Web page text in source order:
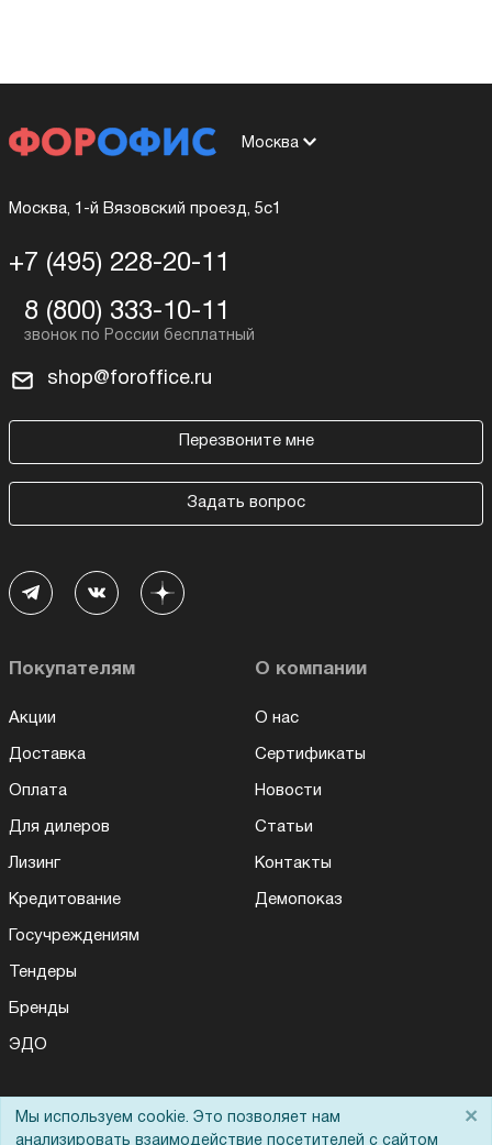
Москва
Москва, 1-й Вязовский проезд, 5с1
+7 (495) 228-20-11
8 (800) 333-10-11
shop@foroffice.ru
Перезвоните мне
Задать вопрос
Покупателям
Акции
Доставка
Оплата
Для дилеров
Лизинг
Кредитование
Госучреждениям
Тендеры
Бренды
ЭДО
О компании
О нас
Сертификаты
Новости
Статьи
Контакты
Демопоказ
Помощь
Мы используем cookie. Это позволяет нам
анализировать взаимодействие посетителей с сайтом
×